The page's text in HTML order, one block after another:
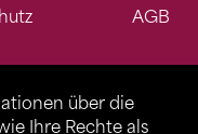
über die
Ihre Rechte als
AGB